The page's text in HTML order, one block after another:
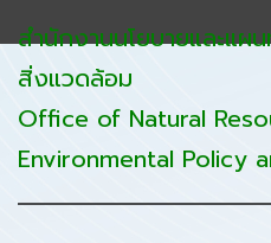
สำนักงานนโยบายและแผ
สิ่งแวดล้อม
Office of Natural
Environmental Policy